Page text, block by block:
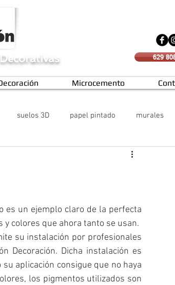
629
Microcemento
suelos 3D papel pintado murales
es un ejemplo claro de la perfecta
colores que ahora tanto se usan.
su instalación por profesionales
Decoración. Dicha instalación es
aplicación consigue que no haya
los pigmentos utilizados son